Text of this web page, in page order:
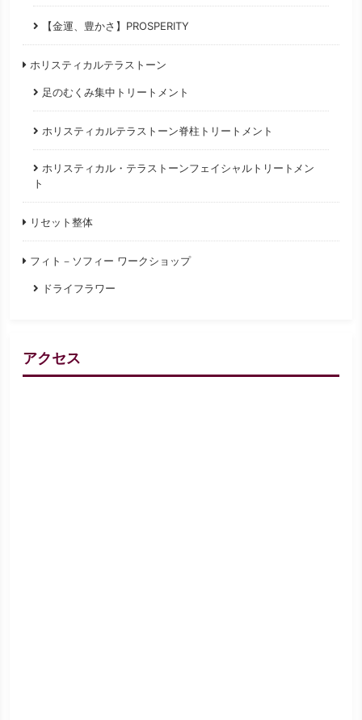
【金運、豊かさ】PROSPERITY
ホリスティカルテラストーン
足のむくみ集中トリートメント
ホリスティカルテラストーン脊柱トリートメント
ホリスティカル・テラストーンフェイシャルトリートメン
ト
リセット整体
フィト－ソフィー ワークショップ
ドライフラワー
アクセス